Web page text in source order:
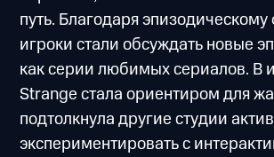
путь. Благодаря
игроки стали обсуждать новые
как серии любимых сериалов. В
Strange стала ориентиром для
подтолкнула другие студии
экспериментировать с